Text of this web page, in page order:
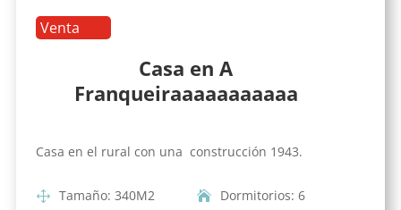
Venta
Casa en A
Franqueiraaaaaaaaaaa
Casa en el rural con una construcción 1943.
Tamaño: 340M2 Dormitorios: 6